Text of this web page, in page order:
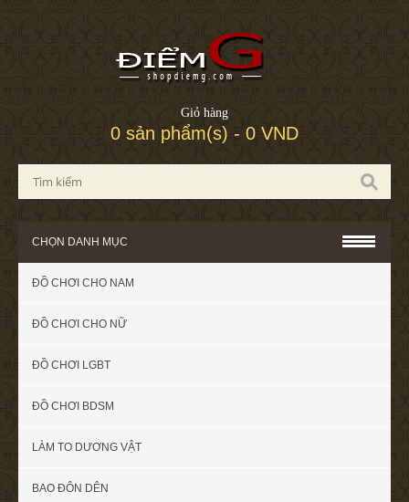
Giỏ hàng
0 sản phẩm(s) - 0 VND
CHỌN DANH MỤC
ĐỒ CHƠI CHO NAM
ĐỒ CHƠI CHO NỮ
ĐỒ CHƠI LGBT
ĐỒ CHƠI BDSM
LÀM TO DƯƠNG VẬT
BAO ĐÔN DÊN